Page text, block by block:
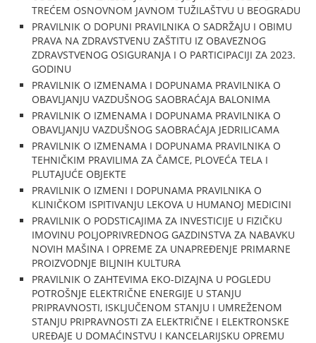
TREĆEM OSNOVNOM JAVNOM TUŽILAŠTVU U BEOGRADU
PRAVILNIK O DOPUNI PRAVILNIKA O SADRŽAJU I OBIMU
PRAVA NA ZDRAVSTVENU ZAŠTITU IZ OBAVEZNOG
ZDRAVSTVENOG OSIGURANJA I O PARTICIPACIJI ZA 2023.
GODINU
PRAVILNIK O IZMENAMA I DOPUNAMA PRAVILNIKA O
OBAVLJANJU VAZDUŠNOG SAOBRAĆAJA BALONIMA
PRAVILNIK O IZMENAMA I DOPUNAMA PRAVILNIKA O
OBAVLJANJU VAZDUŠNOG SAOBRAĆAJA JEDRILICAMA
PRAVILNIK O IZMENAMA I DOPUNAMA PRAVILNIKA O
TEHNIČKIM PRAVILIMA ZA ČAMCE, PLOVEĆA TELA I
PLUTAJUĆE OBJEKTE
PRAVILNIK O IZMENI I DOPUNAMA PRAVILNIKA O
KLINIČKOM ISPITIVANJU LEKOVA U HUMANOJ MEDICINI
PRAVILNIK O PODSTICAJIMA ZA INVESTICIJE U FIZIČKU
IMOVINU POLJOPRIVREDNOG GAZDINSTVA ZA NABAVKU
NOVIH MAŠINA I OPREME ZA UNAPREĐENJE PRIMARNE
PROIZVODNJE BILJNIH KULTURA
PRAVILNIK O ZAHTEVIMA EKO-DIZAJNA U POGLEDU
POTROŠNJE ELEKTRIČNE ENERGIJE U STANJU
PRIPRAVNOSTI, ISKLJUČENOM STANJU I UMREŽENOM
STANJU PRIPRAVNOSTI ZA ELEKTRIČNE I ELEKTRONSKE
UREĐAJE U DOMAĆINSTVU I KANCELARIJSKU OPREMU